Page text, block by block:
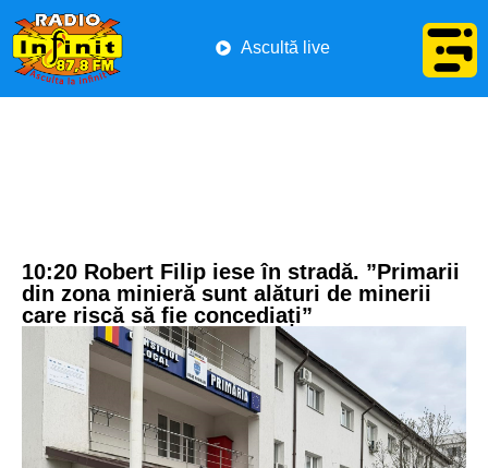
Ascultă live
10:20 Robert Filip iese în stradă. ”Primarii
din zona minieră sunt alături de minerii
care riscă să fie concediați”